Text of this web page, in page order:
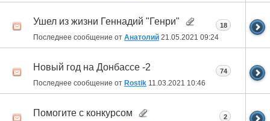
Ушел из жизни Геннадий "Генри"
Последнее сообщение от Анатолий 21.05.2021 09:24
18
Новый год на Донбассе -2
Последнее сообщение от Rostik 11.03.2021 10:46
74
Помогите с конкурсом 2